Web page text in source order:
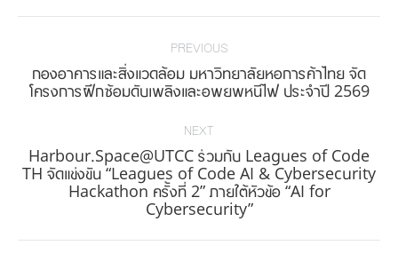
navigation
PREVIOUS
Previous
post:
กองอาคารและสิ่งแวดล้อม มหาวิทยาลัยหอการค้าไทย จัด
โครงการฝึกซ้อมดับเพลิงและอพยพหนีไฟ ประจำปี 2569
NEXT
Next
post:
Harbour.Space@UTCC ร่วมกับ Leagues of Code
TH จัดแข่งขัน “Leagues of Code AI & Cybersecurity
Hackathon ครั้งที่ 2” ภายใต้หัวข้อ “AI for
Cybersecurity”